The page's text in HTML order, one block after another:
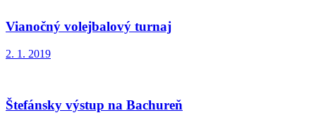
Vianočný volejbalový turnaj
2. 1. 2019
Štefánsky výstup na Bachureň